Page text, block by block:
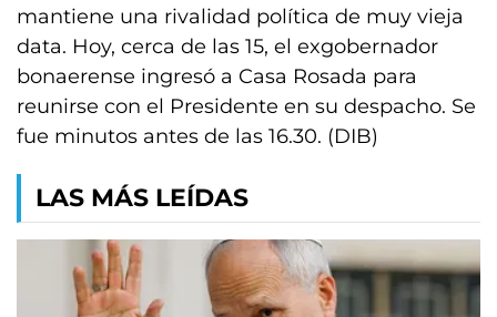
mantiene una rivalidad política de muy vieja
data. Hoy, cerca de las 15, el exgobernador
bonaerense ingresó a Casa Rosada para
reunirse con el Presidente en su despacho. Se
fue minutos antes de las 16.30. (DIB)
LAS MÁS LEÍDAS